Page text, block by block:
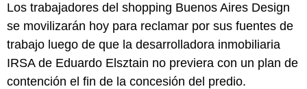
Los trabajadores del shopping Buenos Aires Design
se movilizarán hoy para reclamar por sus fuentes de
trabajo luego de que la desarrolladora inmobiliaria
IRSA de Eduardo Elsztain no previera con un plan de
contención el fin de la concesión del predio.